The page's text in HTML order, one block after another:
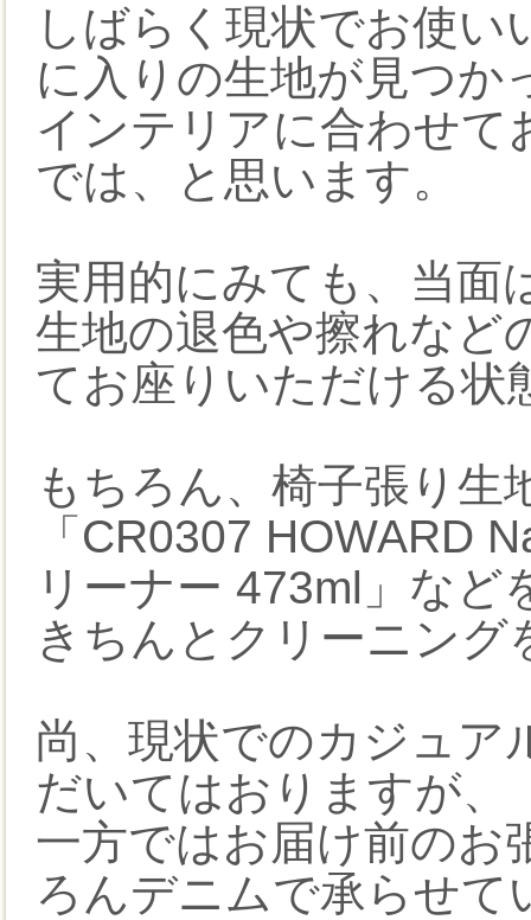
しばらく現状でお使
に入りの生地が見つか
インテリアに合わせて
では、と思います。
実用的にみても、当面
生地の退色や擦れなど
てお座りいただける状
もちろん、椅子張り生
「CR0307 HOWARD
リーナー 473ml」など
きちんとクリーニング
尚、現状でのカジュア
だいてはおりますが、
一方ではお届け前のお
ろんデニムで承らせ